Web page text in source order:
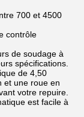
700 et 4500
contrôle
de soudage à
spécifications.
de 4,50
et une roue en
votre repuire.
est facile à